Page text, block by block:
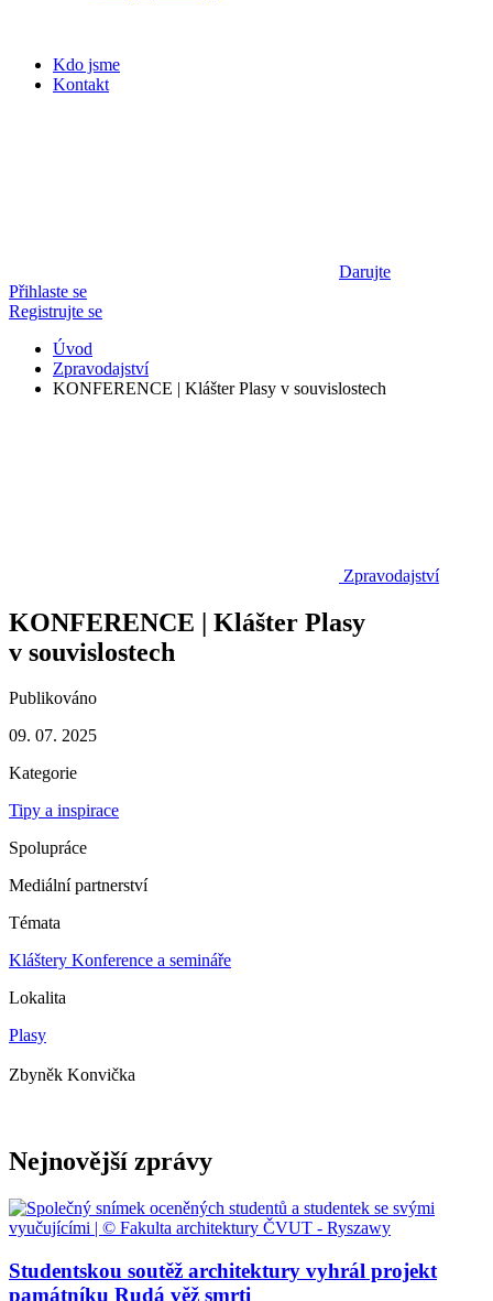
Kdo jsme
Kontakt
Darujte
Přihlaste se
Registrujte se
Úvod
Zpravodajství
KONFERENCE | Klášter Plasy v souvislostech
Zpravodajství
KONFERENCE | Klášter Plasy
v souvislostech
Publikováno
09. 07. 2025
Kategorie
Tipy a inspirace
Spolupráce
Mediální partnerství
Témata
Kláštery Konference a semináře
Lokalita
Plasy
Zbyněk Konvička
Nejnovější zprávy
Studentskou soutěž architektury vyhrál projekt
památníku Rudá věž smrti